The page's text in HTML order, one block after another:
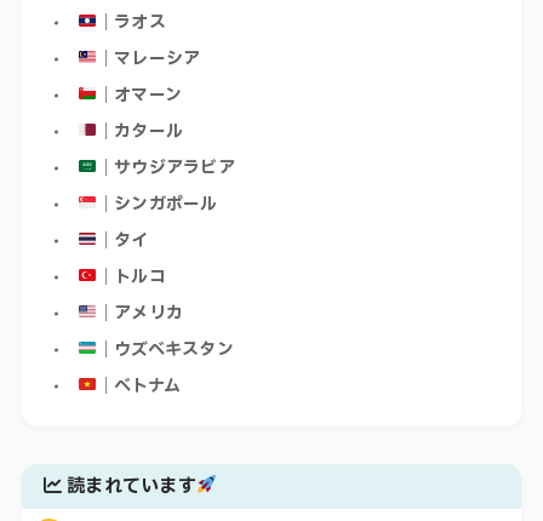
｜ラオス
｜マレーシア
｜オマーン
｜カタール
｜サウジアラビア
｜シンガポール
｜タイ
｜トルコ
｜アメリカ
｜ウズベキスタン
｜ベトナム
読まれています